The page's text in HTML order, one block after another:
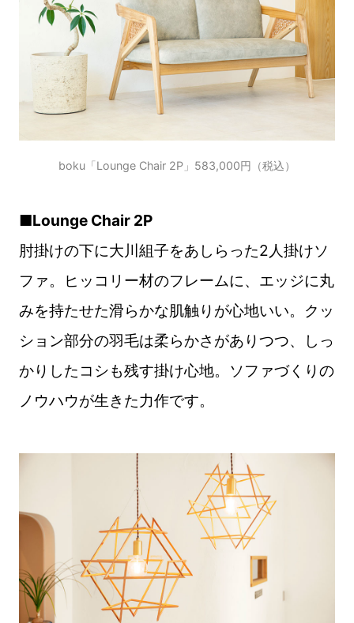
boku「Lounge Chair 2P」583,000円（税込）
■Lounge Chair 2P
肘掛けの下に大川組子をあしらった2人掛けソ
ファ。ヒッコリー材のフレームに、エッジに丸
みを持たせた滑らかな肌触りが心地いい。クッ
ション部分の羽毛は柔らかさがありつつ、しっ
かりしたコシも残す掛け心地。ソファづくりの
ノウハウが生きた力作です。